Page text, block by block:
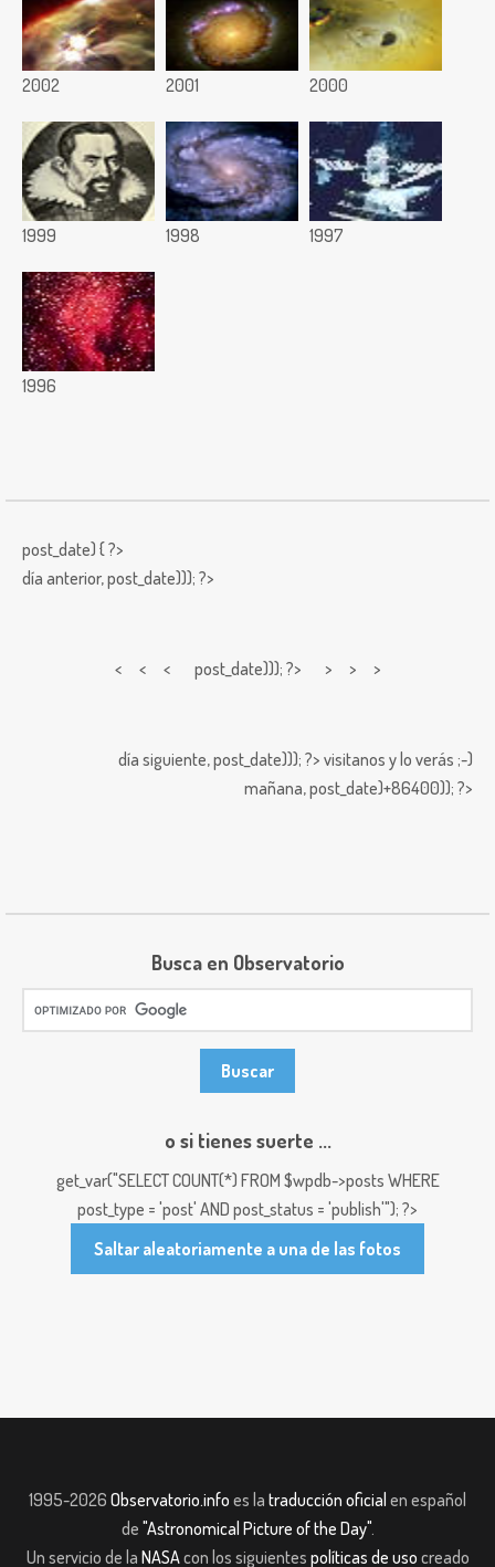
2002 2001 2000
1999 1998 1997
1996
post_date) { ?>
día anterior,post_date))); ?>
< < < post_date))); ?> > > >
día siguiente,post_date))); ?> visitanos y lo verás ;-)
mañana,post_date)+86400)); ?>
Busca en Observatorio
o si tienes suerte ...
get_var("SELECT COUNT(*) FROM $wpdb->posts WHERE
post_type = 'post' AND post_status = 'publish'"); ?>
Saltar aleatoriamente a una de las fotos
1995-2026 Observatorio.info es la traducción oficial en español
de "Astronomical Picture of the Day".
Un servicio de la NASAcon los siguientes políticas de uso creado